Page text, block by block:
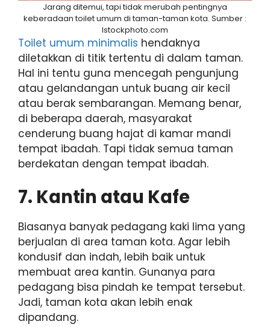
Jarang ditemui, tapi tidak merubah pentingnya
keberadaan toilet umum di taman-taman kota. Sumber :
Istockphoto.com
Toilet umum minimalis hendaknya
diletakkan di titik tertentu di dalam taman.
Hal ini tentu guna mencegah pengunjung
atau gelandangan untuk buang air kecil
atau berak sembarangan. Memang benar,
di beberapa daerah, masyarakat
cenderung buang hajat di kamar mandi
tempat ibadah. Tapi tidak semua taman
berdekatan dengan tempat ibadah.
7. Kantin atau Kafe
Biasanya banyak pedagang kaki lima yang
berjualan di area taman kota. Agar lebih
kondusif dan indah, lebih baik untuk
membuat area kantin. Gunanya para
pedagang bisa pindah ke tempat tersebut.
Jadi, taman kota akan lebih enak
dipandang.